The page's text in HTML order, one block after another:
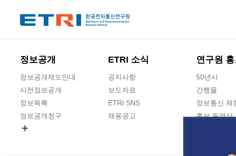
정보공개
정보공개제도안내
사전정보공개
정보목록
정보공개청구
ETRI 소식
공지사항
보도자료
ETRI SNS
채용공고
연구원
50년사
간행물
정보통신 체
홍보 동영상